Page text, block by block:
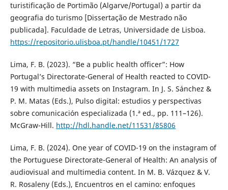
turistificação de Portimão (Algarve/Portugal) a partir da
geografia do turismo [Dissertação de Mestrado não
publicada]. Faculdade de Letras, Universidade de Lisboa.
https://repositorio.ulisboa.pt/handle/10451/1727
Lima, F. B. (2023). “Be a public health officer”: How
Portugal’s Directorate-General of Health reacted to COVID-
19 with multimedia assets on Instagram. In J. S. Sánchez &
P. M. Matas (Eds.), Pulso digital: estudios y perspectivas
sobre comunicación especializada (1.ª ed., pp. 111–126).
McGraw-Hill. http://hdl.handle.net/11531/85806
Lima, F. B. (2024). One year of COVID-19 on the instagram of
the Portuguese Directorate-General of Health: An analysis of
audiovisual and multimedia content. In M. B. Vázquez & V.
R. Rosaleny (Eds.), Encuentros en el camino: enfoques